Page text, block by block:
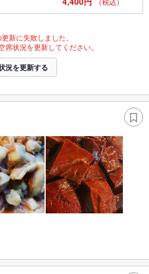
新に失敗しました。
状況を更新してください。
況を更新する